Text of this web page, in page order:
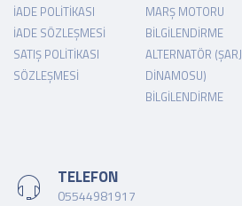
İADE POLITIKASI
İADE SÖZLEŞMESI
SATIŞ POLITIKASI
SÖZLEŞMESI
MARŞ MOTORU
BILGILENDIRME
ALTERNATÖR (ŞARJ
DINAMOSU)
BILGILENDIRME
TELEFON
05544981917